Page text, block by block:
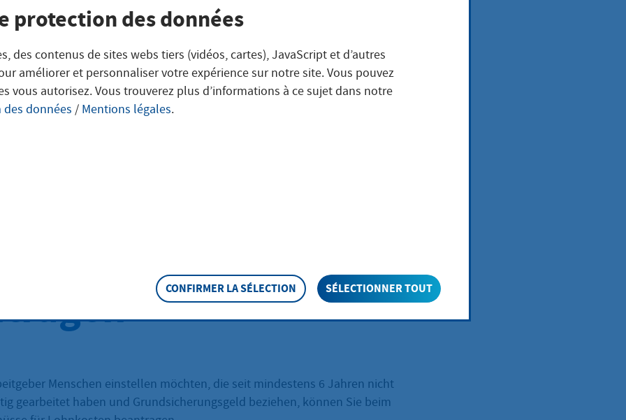
für die
bei Bezug von
Menschen einstellen möchten, die seit mindestens 6 Jahren nicht
gearbeitet haben und Grundsicherungsgeld beziehen, können Sie beim
protection des données
des contenus de sites webs tiers (vidéos, cartes), JavaScript et d’autres
améliorer et personnaliser votre expérience sur notre site. Vous pouvez
vous autorisez. Vous trouverez plus d’informations à ce sujet dans notre
données / Mentions légales.
CONFIRMER LA SÉLECTION SÉLECTIONNER TOUT